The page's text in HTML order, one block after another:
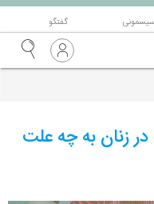
سیسمونی گفتگو
زنان به چه علت